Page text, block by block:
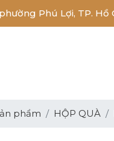
Phú Lợi, TP. Hồ
phẩm HỘP QUÀ